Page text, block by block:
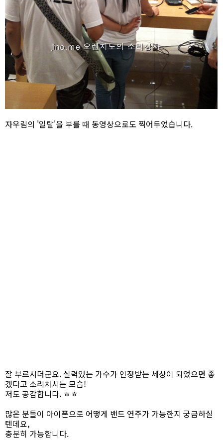
자우림의 '일탈'을 부를 때 동영상으로도 찍어두었습니다.
잘 부르시더군요. 실력있는 가수가 인정받는 세상이 되었으면 좋
겠다고 소리치시는 모습!
저도 공감합니다. ㅎㅎ
많은 분들이 아이폰으로 어떻게 밴드 연주가 가능한지 궁금하실
텐데요,
충분히 가능합니다.